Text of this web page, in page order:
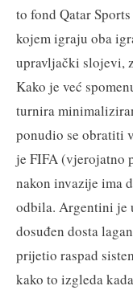
to fond Qatar
kojem igraju oba
upravljački slojevi,
Kako je već
turnira
ponudio se obratiti
je FIFA (vjerojatno
nakon invazije ima
odbila. Argentini je
dosuđen dosta
prijetio raspad
kako to izgleda